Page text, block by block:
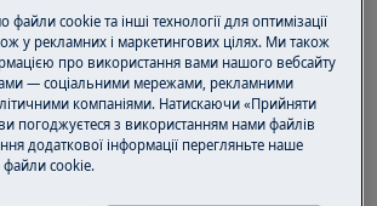
cookie та інші технології для оптимізації
у рекламних і маркетингових цілях. Ми також
про використання вами нашого вебсайту
— соціальними мережами, рекламними
компаніями. Натискаючи «Прийняти
погоджуєтеся з використанням нами файлів
додаткової інформації перегляньте наше
cookie.